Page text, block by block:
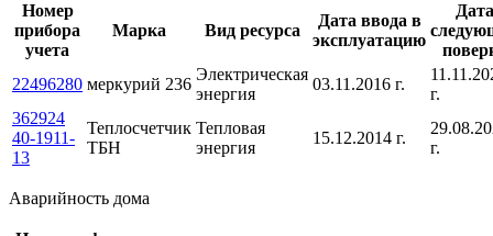
Номер
прибора
учета
Марка Вид ресурса
Дата ввода в
эксплуатацию
Дата
22496280 меркурий 236
Электрическая
энергия
03.11.2016 г.
г.
362924
40-1911-
13
Теплосчетчик
ТБН
Тепловая
энергия
15.12.2014 г.
г.
Аварийность дома